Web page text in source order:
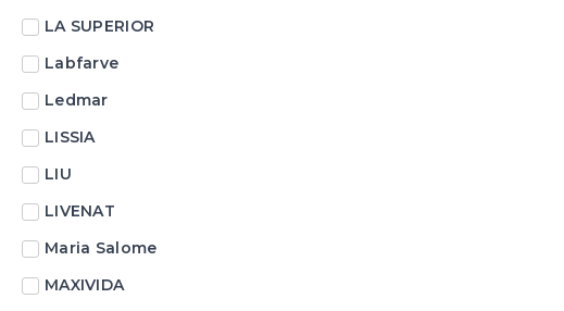
LA SUPERIOR
Labfarve
Ledmar
LISSIA
LIU
LIVENAT
Maria Salome
MAXIVIDA